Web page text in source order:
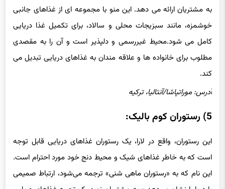
به مشتریان ارائه می دهد. این منو با مجموعه ای از غذاهای جانبی
خوشمزه، مانند سبزیجات محلی و سالاد، برای تکمیل غذا دریایی
کامل می شود.محیط غیررسمی و دلپذیر است و آن را به مقصدی
مطلوب برای خانواده ها و علاقه مندان به غذاهای دریایی تبدیل می
کند.
آدرس: موراتپاشا/آنتالیا، ترکیه
5) رستوران کوم بالیک:
این رستوران، واقع در لارا، یک رستوران غذاهای دریایی قابل توجه
است که به خاطر غذاهای شیک و محیط دنج خود مورد احترام است.
این نام که به «رستوران ماهی شنی» ترجمه می‌شود، ارتباط صمیمی